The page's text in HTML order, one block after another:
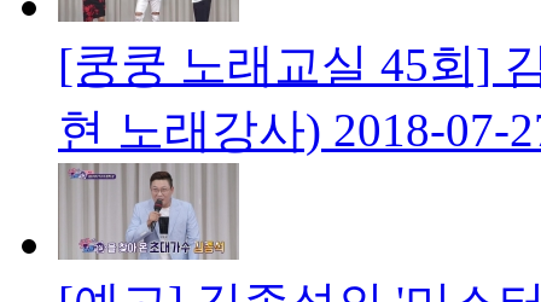
[쿵쿵 노래교실 45회]
현 노래강사) 2018-07-